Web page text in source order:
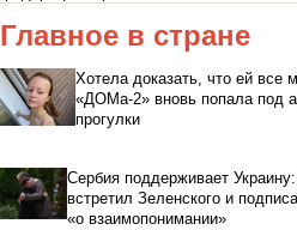
Главное в стране
Хотела доказать, что ей все
«ДОМа-2» вновь попала под
прогулки
Сербия поддерживает
встретил Зеленского и
«о взаимопонимании»